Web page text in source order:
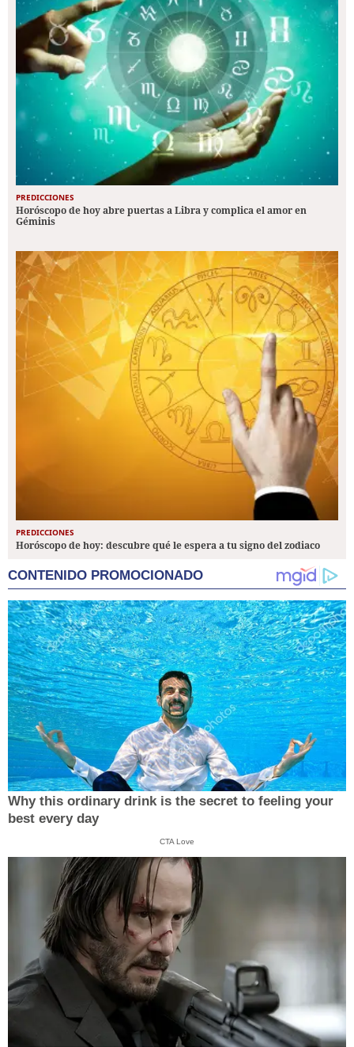
PREDICCIONES
Horóscopo de hoy abre puertas a Libra y complica el amor en
Géminis
PREDICCIONES
Horóscopo de hoy: descubre qué le espera a tu signo del zodiaco
CONTENIDO PROMOCIONADO
Why this ordinary drink is the secret to feeling your
best every day
CTA Love